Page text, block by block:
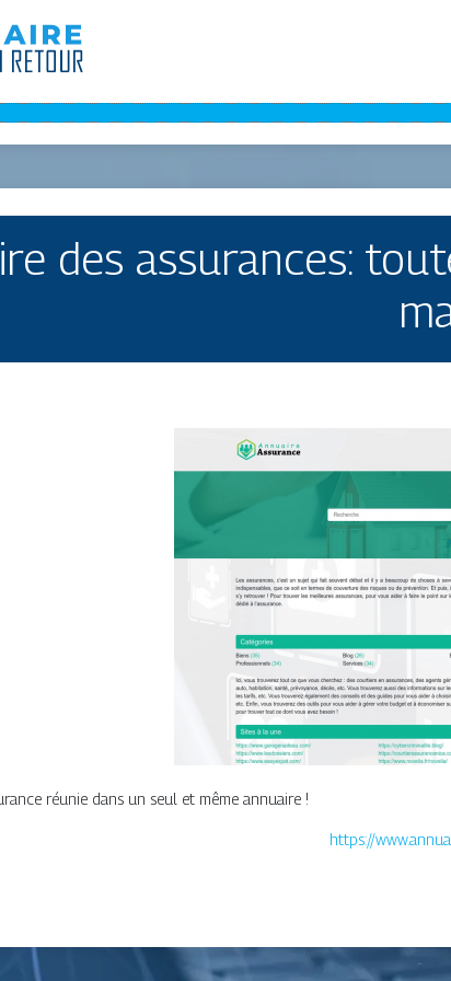
des assurances:
réunie dans un seul et même annuaire !
https://